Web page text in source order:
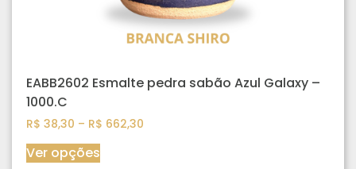
EABB2602 Esmalte pedra sabão Azul Galaxy –
1000.C
R$ 38,30 – R$ 662,30
Ver opções